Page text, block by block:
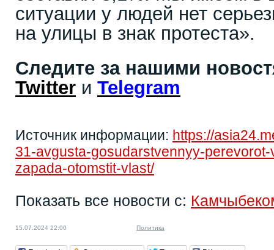
ситуации у людей нет
на улицы в знак протеста».
Следите за нашими
Twitter и Telegram
Источник информации: https://
31-avgusta-gosudarstvennyy-
zapada-otomstit-vlast/
Показать все новости с:
15.07.2024 22:00 Политика